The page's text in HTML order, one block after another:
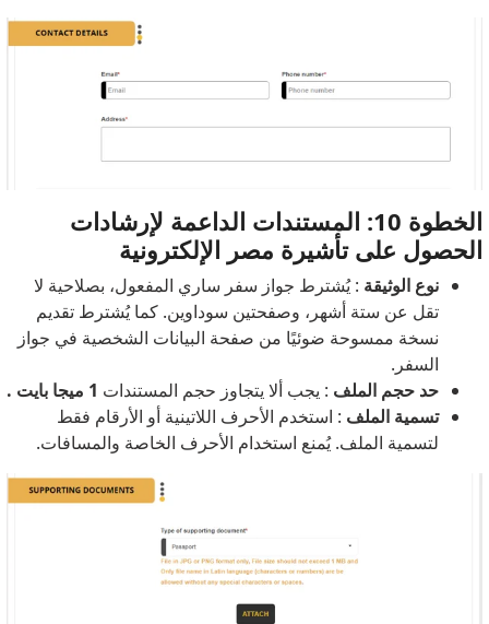
الخطوة 10: المستندات الداعمة لإرشادات
الحصول على تأشيرة مصر الإلكترونية
نوع الوثيقة : يُشترط جواز سفر ساري المفعول، بصلاحية لا
تقل عن ستة أشهر، وصفحتين سوداوين. كما يُشترط تقديم
نسخة ممسوحة ضوئيًا من صفحة البيانات الشخصية في جواز
السفر.
حد حجم الملف : يجب ألا يتجاوز حجم المستندات 1 ميجا بايت .
تسمية الملف : استخدم الأحرف اللاتينية أو الأرقام فقط
لتسمية الملف. يُمنع استخدام الأحرف الخاصة والمسافات.